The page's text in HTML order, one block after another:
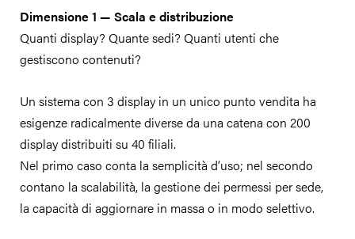
Dimensione 1 — Scala e distribuzione
Quanti display? Quante sedi? Quanti utenti che
gestiscono contenuti?
Un sistema con 3 display in un unico punto vendita ha
esigenze radicalmente diverse da una catena con 200
display distribuiti su 40 filiali.
Nel primo caso conta la semplicità d’uso; nel secondo
contano la scalabilità, la gestione dei permessi per sede,
la capacità di aggiornare in massa o in modo selettivo.